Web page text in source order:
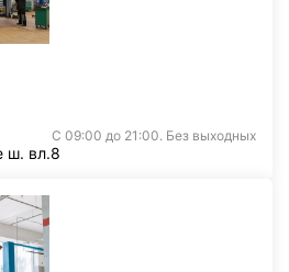
С 09:00 до 21:00. Без выходных
ш. вл.8